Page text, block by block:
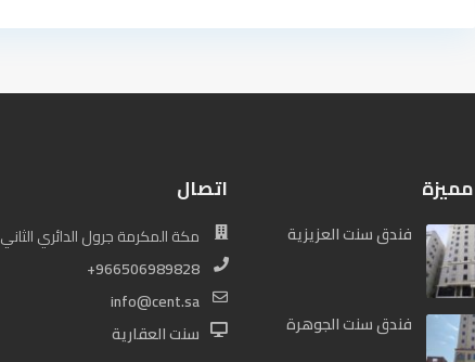
اتصال
مكة المكرمة جرول الدائري الثاني
+966506989828
info@cent.sa
سنت العقارية
فندق سنت العزيزية
فندق سنت الجوهرة